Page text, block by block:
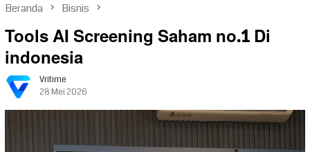
Beranda Bisnis
Tools AI Screening Saham no.1 Di
indonesia
Vritime
28 Mei 2026